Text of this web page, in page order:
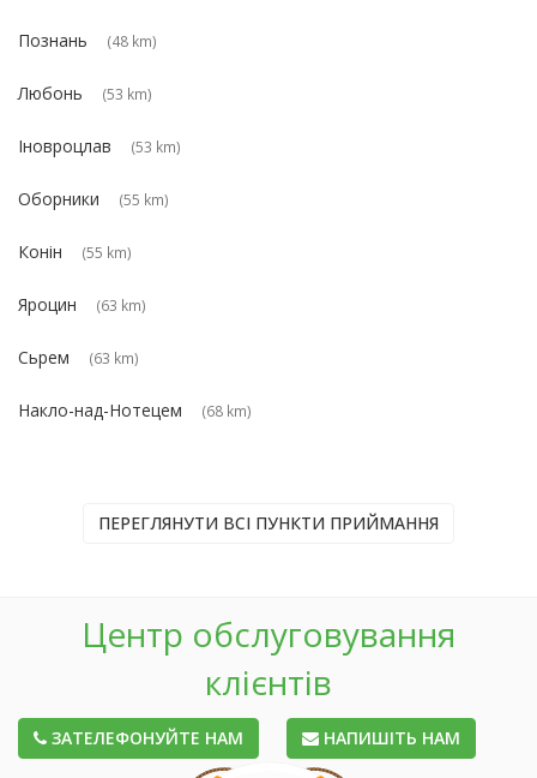
Познань (48 km)
Любонь (53 km)
Іновроцлав (53 km)
Оборники (55 km)
Конін (55 km)
Яроцин (63 km)
Сьрем (63 km)
Накло-над-Нотецем (68 km)
ПЕРЕГЛЯНУТИ ВСІ ПУНКТИ ПРИЙМАННЯ
Центр обслуговування
клієнтів
ЗАТЕЛЕФОНУЙТЕ НАМ НАПИШІТЬ НАМ